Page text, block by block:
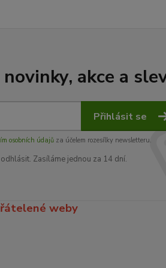
akce a
Přihlásit se
osobních údajůza účelem rozesílky newsletteru.
Zasíláme jednou za 14 dní.
weby